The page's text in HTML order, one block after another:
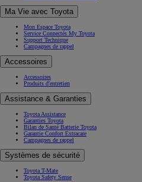
Ma Vie avec Toyota
Mon Espace Toyota
Service Connectés My Toyota
Support Technique
Campagnes de rappel
Accessoires
Accessoires
Produits d'entretien
Assistance & Garanties
Toyota Assistance
Garanties Toyota
Bilan de Santé Batterie Toyota
Garantie Confort Extracare
Campagnes de rappel
Systèmes de sécurité
Toyota T-Mate
Toyota Safety Sense